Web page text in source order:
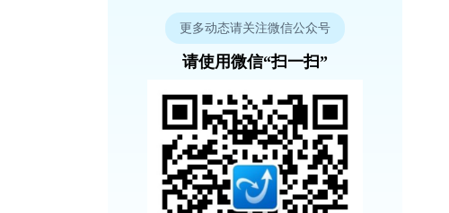
更多动态请关注微信公众号
请使用微信“扫一扫”